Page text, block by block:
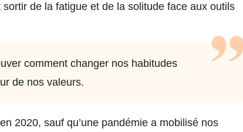
de la fatigue et de la solitude face aux outils
comment changer nos habitudes
de nos valeurs.
2020, sauf qu’une pandémie a mobilisé nos